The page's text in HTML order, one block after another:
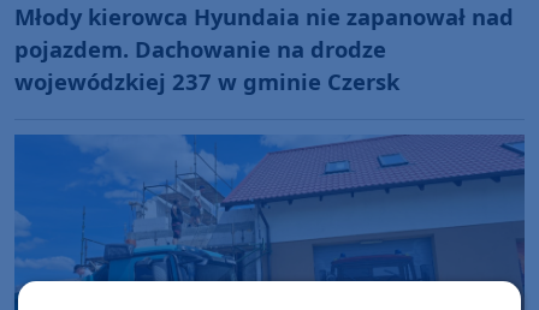
Młody kierowca Hyundaia nie zapanował nad
pojazdem. Dachowanie na drodze
wojewódzkiej 237 w gminie Czersk